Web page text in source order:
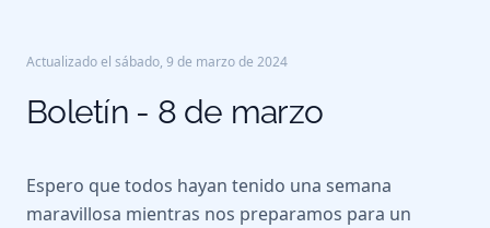
Actualizado el sábado, 9 de marzo de 2024
Boletín - 8 de marzo
Espero que todos hayan tenido una semana
maravillosa mientras nos preparamos para un